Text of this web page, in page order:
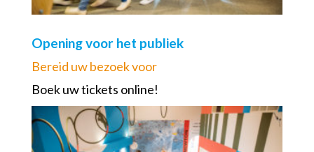
Opening voor het publiek
Bereid uw bezoek voor
Boek uw tickets online!